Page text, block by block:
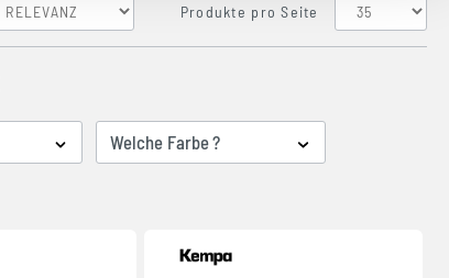
Produkte pro Seite
Welche Farbe ?